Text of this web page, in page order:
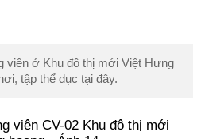
viên ở Khu đô thị mới Việt Hưng
tập thể dục tại đây.